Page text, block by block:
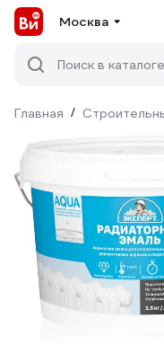
Москва
Поиск в каталоге
Главная /